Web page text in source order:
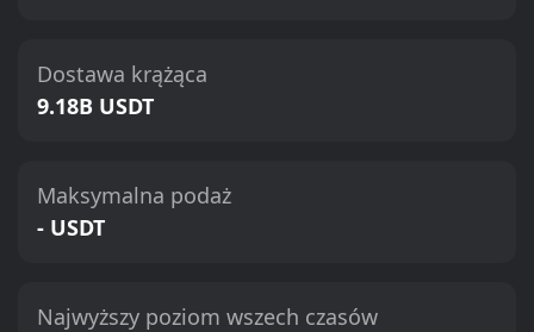
Dostawa krążąca
9.18B USDT
Maksymalna podaż
- USDT
Najwyższy poziom wszech czasów